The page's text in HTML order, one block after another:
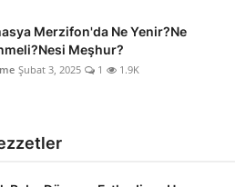
Merzifon'da Ne Yenir?Ne
Meşhur?
Şubat 3, 2025 1 1.9K